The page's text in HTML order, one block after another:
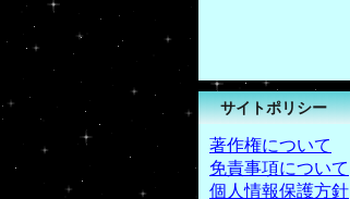
サイトポリシー
著作権について
免責事項について
個人情報保護方針